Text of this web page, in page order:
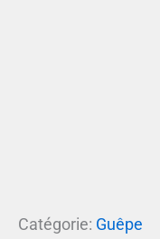
Catégorie: Guêpe